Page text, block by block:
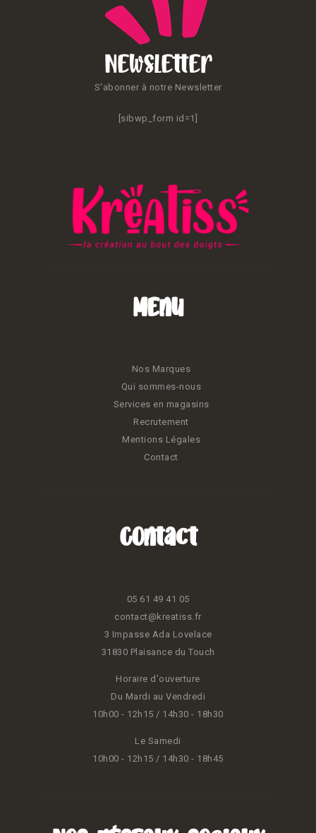
Newsletter
S'abonner à notre Newsletter
[sibwp_form id=1]
Menu
Nos Marques
Qui sommes-nous
Services en magasins
Recrutement
Mentions Légales
Contact
Contact
05 61 49 41 05
contact@kreatiss.fr
3 Impasse Ada Lovelace
31830 Plaisance du Touch
Horaire d'ouverture
Du Mardi au Vendredi
10h00 - 12h15 / 14h30 - 18h30
Le Samedi
10h00 - 12h15 / 14h30 - 18h45